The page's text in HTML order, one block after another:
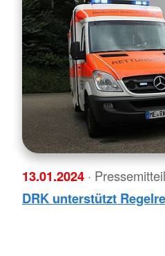
13.01.2024 ·
DRK unterstützt